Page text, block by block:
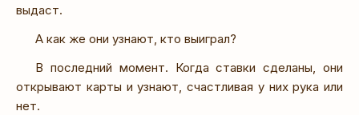
выдаст.
А как же они узнают, кто выиграл?
В последний момент. Когда ставки сделаны, они
открывают карты и узнают, счастливая у них рука или
нет.